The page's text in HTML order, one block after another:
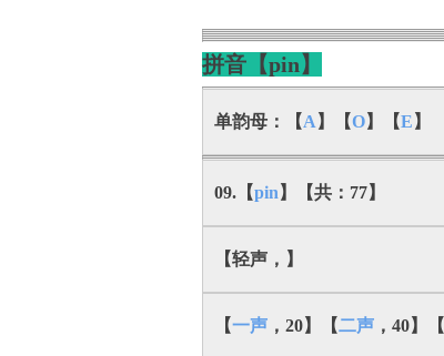
拼音【pin】
单韵母：【A 】【O】【E 】
09.【pin 】【共：77】
【轻声，】
【一声 ，20】【二声 ，40】【